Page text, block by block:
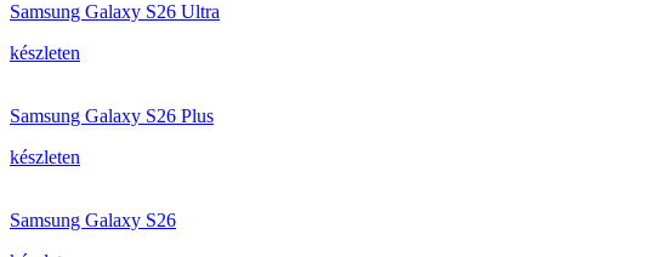
Samsung Galaxy S26 Ultra
készleten
Samsung Galaxy S26 Plus
készleten
Samsung Galaxy S26